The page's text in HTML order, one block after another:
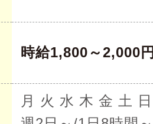
時給1,800～2,000
月 火 水 木 金 土 日